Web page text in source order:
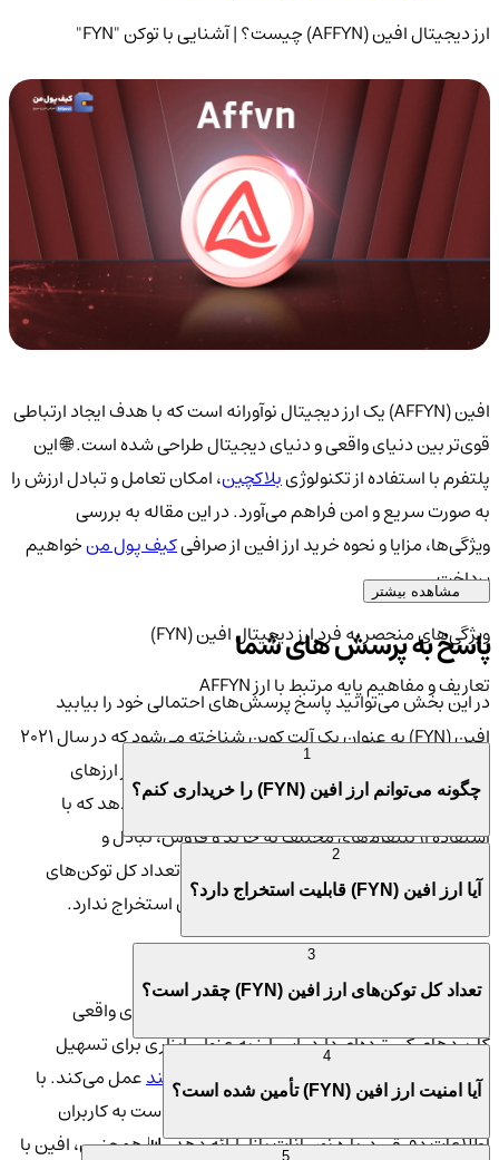
ارز دیجیتال افین (AFFYN) چیست؟ | آشنایی با توکن "FYN"
افین (AFFYN) یک ارز دیجیتال نوآورانه است که با هدف ایجاد ارتباطی
قوی‌تر بین دنیای واقعی و دنیای دیجیتال طراحی شده است. 🌐 این
پلتفرم با استفاده از تکنولوژیبلاکچین، امکان تعامل و تبادل ارزش را
به صورت سریع و امن فراهم می‌آورد. در این مقاله به بررسی
ویژگی‌ها، مزایا و نحوه خرید ارز افین از صرافیکیف پول منخواهیم
پرداخت.
ویژگی‌های منحصر به فرد ارز دیجیتال افین (FYN)
تعاریف و مفاهیم پایه مرتبط با ارز AFFYN
افین (FYN) به عنوان یک آلت کوین شناخته می‌شود که در سال 2021
معرفی شده و به سرعت توانسته جایگاه خود را در بازار ارزهای
دیجیتال پیدا کند. این ارز به کاربران این امکان را می‌دهد که با
استفاده از پلتفرم‌های مختلف به خرید و فروش، تبادل و
سرمایه‌گذاری در دنیای دیجیتال بپردازند. 🔍 تعداد کل توکن‌های
افین به 1 میلیارد محدود شده و این ارز امکان استخراج ندارد.
افین (FYN) با ویژگی‌های منحصر به فرد خود، در دنیای واقعی
کاربردهای گسترده‌ای دارد. این ارز به عنوان ابزاری برای تسهیل
معاملات، پرداخت‌ها و ایجاد قراردادهای هوشمندعمل می‌کند. با
استفاده از الگوریتم‌های پیشرفته، این ارز قادر است به کاربران
اطلاعات دقیقی درباره نوسانات بازار ارائه دهد. 📊 همچنین، افین با
مشاهده بیشتر
پاسخ به پرسش های شما
در این بخش می‌توانید پاسخ پرسش‌های احتمالی خود را بیابید
چگونه می‌توانم ارز افین (FYN) را خریداری کنم؟
آیا ارز افین (FYN) قابلیت استخراج دارد؟
تعداد کل توکن‌های ارز افین (FYN) چقدر است؟
آیا امنیت ارز افین (FYN) تأمین شده است؟